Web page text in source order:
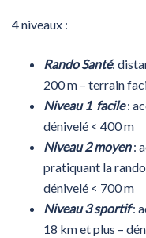
4 niveaux :
Rando Santé:
200 m – terrain
Niveau 1 facile:
dénivelé < 400 m
Niveau 2 moyen:
pratiquant la
dénivelé < 700 m
Niveau 3 sportif:
18 km et plus –